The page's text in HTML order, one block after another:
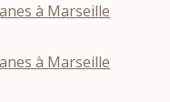
à Marseille
à Marseille